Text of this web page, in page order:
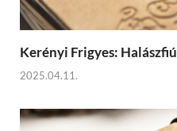
Kerényi Frigyes: Halászfiú
2025.04.11.